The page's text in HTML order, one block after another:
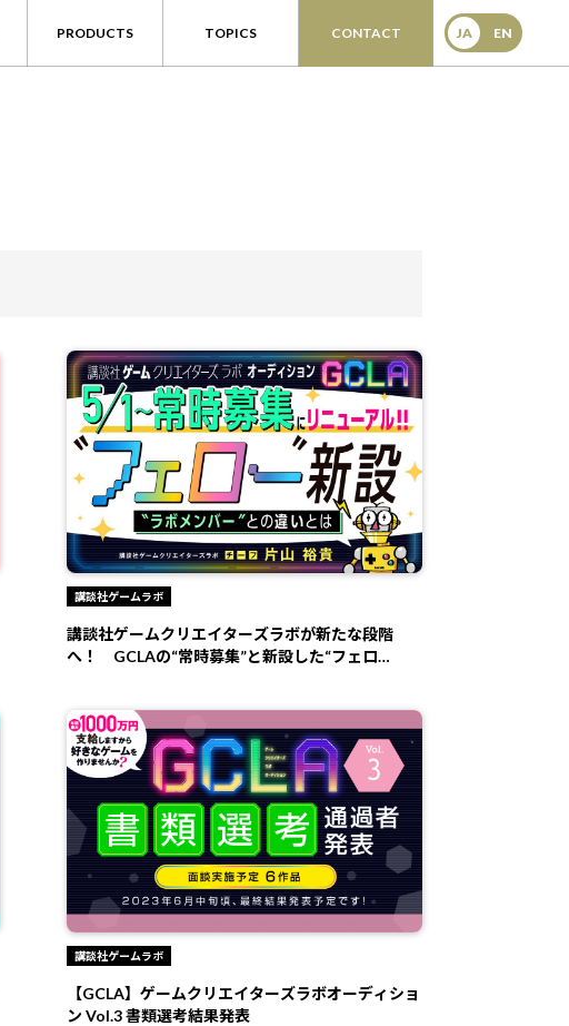
PRODUCTS TOPICS CONTACT JA EN
講談社ゲームラボ
講談社ゲームクリエイターズラボが新たな段階
へ！ GCLAの“常時募集”と新設した“フェロ
講談社ゲームラボ
【GCLA】ゲームクリエイターズラボオーディショ
ン Vol.3 書類選考結果発表